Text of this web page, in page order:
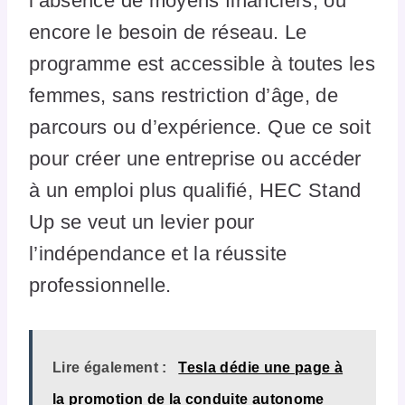
encore le besoin de réseau. Le
programme est accessible à toutes les
femmes, sans restriction d’âge, de
parcours ou d’expérience. Que ce soit
pour créer une entreprise ou accéder
à un emploi plus qualifié, HEC Stand
Up se veut un levier pour
l’indépendance et la réussite
professionnelle.
Lire également : Tesla dédie une page à
la promotion de la conduite autonome